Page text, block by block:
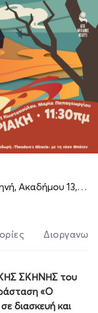
13, Μεταξουργείο
ΣΚΗΝΗΣ του
«Ο
διασκευή και